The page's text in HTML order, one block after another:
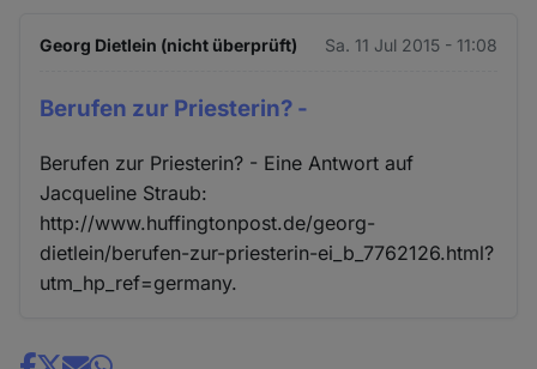
Georg Dietlein (nicht überprüft) Sa. 11 Jul 2015 - 11:08
Berufen zur Priesterin? -
Berufen zur Priesterin? - Eine Antwort auf
Jacqueline Straub:
http://www.huffingtonpost.de/georg-
dietlein/berufen-zur-priesterin-ei_b_7762126.html?
utm_hp_ref=germany.